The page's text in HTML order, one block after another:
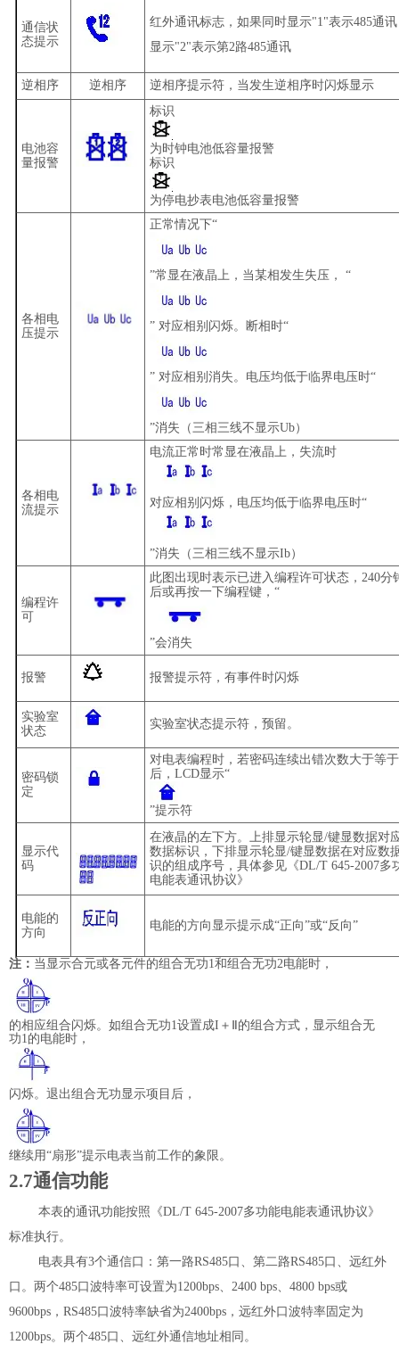
通信状
态提示
红外通讯标志，如果同时显示"1"表示485通
显示"2"表示第2路485通讯
逆相序 逆相序 逆相序提示符，当发生逆相序时闪烁显示
电池容
量报警
标识
为时钟电池低容量报警
标识
为停电抄表电池低容量报警
各相电
压提示
正常情况下“
”常显在液晶上，当某相发生失压， “
” 对应相别闪烁。断相时“
” 对应相别消失。电压均低于临界电压时“
”消失（三相三线不显示Ub）
各相电
流提示
电流正常时常显在液晶上，失流时
对应相别闪烁，电压均低于临界电压时“
”消失（三相三线不显示Ib）
编程许
可
此图出现时表示已进入编程许可状态， 240分
后或再按一下编程键，“
”会消失
报警 报警提示符，有事件时闪烁
实验室
状态
实验室状态提示符，预留。
密码锁
定
对电表编程时，若密码连续出错次数大于等于
后， LCD显示“
”提示符
显示代
码
在液晶的左下方。 上排显示轮显/键显数据对
数据标识，下排显示轮显/键显数据在对应数
识的组成序号，具体参见 《DL/T 645-2007多
电能表通讯协议》
电能的
方向
电能的方向显示提示成“正向”或“反向”
注： 当显示合元或各元件的组合无功1和组合无功2电能时，
的相应组合闪烁。如组合无功1设置成I ＋Ⅱ的组合方式，显示组合无
功1 的电能时，
闪烁。退出组合无功显示项目后，
继续用“扇形”提示电表当前工作的象限。
2.7通信功能
本表的通讯功能按照 《DL/T 645-2007多功能电能表通讯协议》
标准执行。
电表具有3个通信口 ：第一路RS485口、第二路RS485口、远红外
口。两个485口波特率可设置为1200bps 2400 bps 4800 bps或
9600bps ， RS485口波特率缺省为2400bps ，远红外口波特率固定为
1200bps。两个485口、远红外通信地址相同。